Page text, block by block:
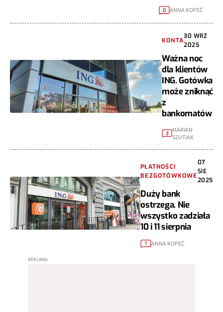
0 ANNA KOPEĆ
KONTA
30 WRZ
2025
Ważna noc
dla klientów
ING. Gotówka
może zniknąć
z
bankomatów
3
MARIAN
SZUTIAK
PŁATNOŚCI
BEZGOTÓWKOWE
07
SIE
2025
Duży bank
ostrzega. Nie
wszystko zadziała
10 i 11 sierpnia
1 ANNA KOPEĆ